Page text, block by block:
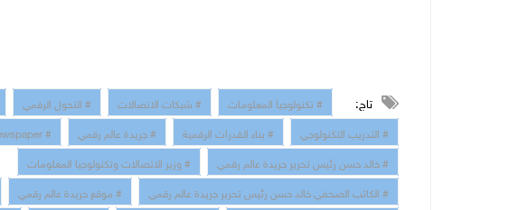
تاج: # تكنولوجيا المعلومات # شبكات الاتصالات # التحول الرقمي
# التدريب التكنولوجي
# بناء القدرات الرقمية # جريدة عالم رقمي
# Alam Rakamy Newspaper
# خالد حسن رئيس تحرير جريدة عالم رقمي
# وزير الاتصالات وتكنولوجيا المعلومات
# الكاتب الصحفي خالد حسن رئيس تحرير جريدة عالم رقمي
# موقع جريدة عالم رقمي